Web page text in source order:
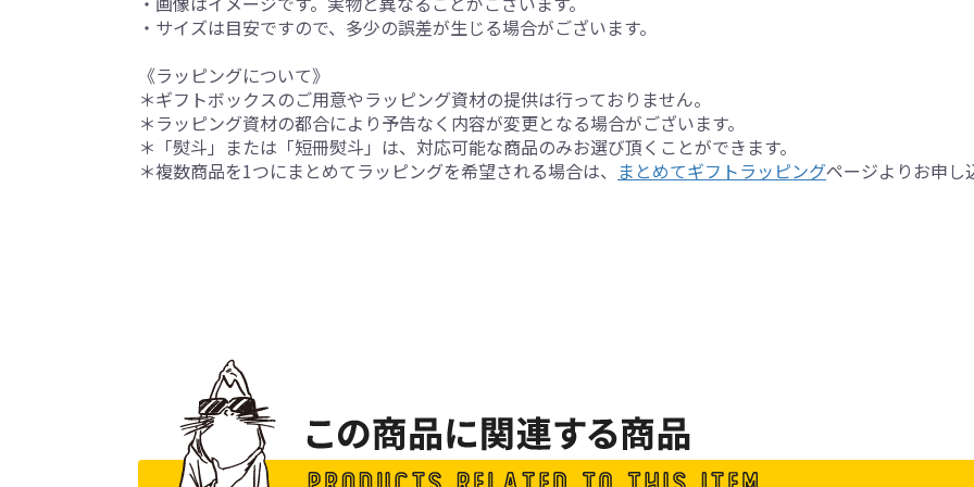
・サイズは目安ですので、多少の誤差が生じる場合がございます。
《ラッピングについて》
＊ギフトボックスのご用意やラッピング資材の提供は行っておりません。
＊ラッピング資材の都合により予告なく内容が変更となる場合がございます。
＊「熨斗」または「短冊熨斗」は、対応可能な商品のみお選び頂くことができます。
＊複数商品を1つにまとめてラッピングを希望される場合は、 まとめてギフトラッピングページよりお申し